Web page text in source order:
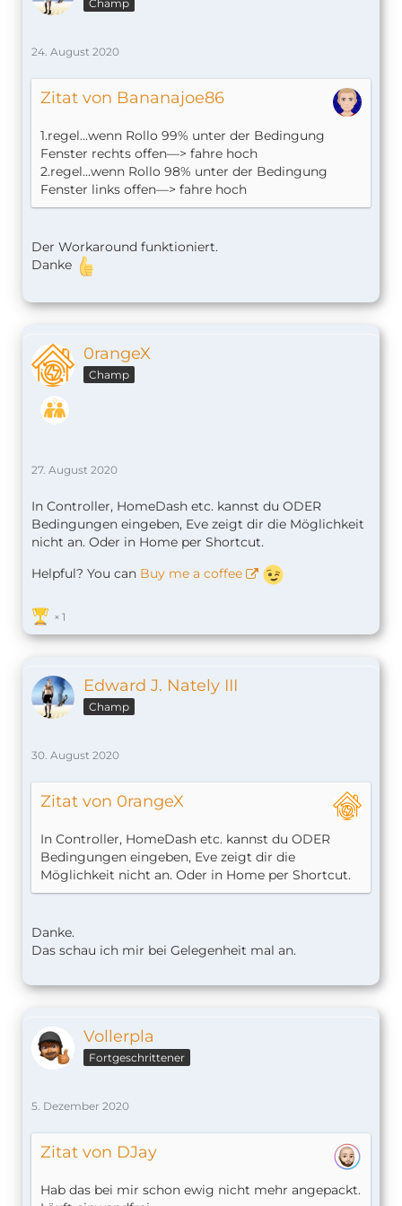
Champ
24. August 2020
Zitat von Bananajoe86
1.regel...wenn Rollo 99% unter der Bedingung
Fenster rechts offen—> fahre hoch
2.regel...wenn Rollo 98% unter der Bedingung
Fenster links offen—> fahre hoch
Der Workaround funktioniert.
Danke
0rangeX
Champ
27. August 2020
In Controller, HomeDash etc. kannst du ODER
Bedingungen eingeben, Eve zeigt dir die Möglichkeit
nicht an. Oder in Home per Shortcut.
Helpful? You can Buy me a coffee
1
Edward J. Nately III
Champ
30. August 2020
Zitat von 0rangeX
In Controller, HomeDash etc. kannst du ODER
Bedingungen eingeben, Eve zeigt dir die
Möglichkeit nicht an. Oder in Home per Shortcut.
Danke.
Das schau ich mir bei Gelegenheit mal an.
Vollerpla
Fortgeschrittener
5. Dezember 2020
Zitat von DJay
Hab das bei mir schon ewig nicht mehr angepackt.